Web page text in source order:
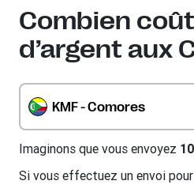
Combien
d’argent aux
KMF - Comores
Imaginons que vous envoyez
Si vous effectuez un envoi